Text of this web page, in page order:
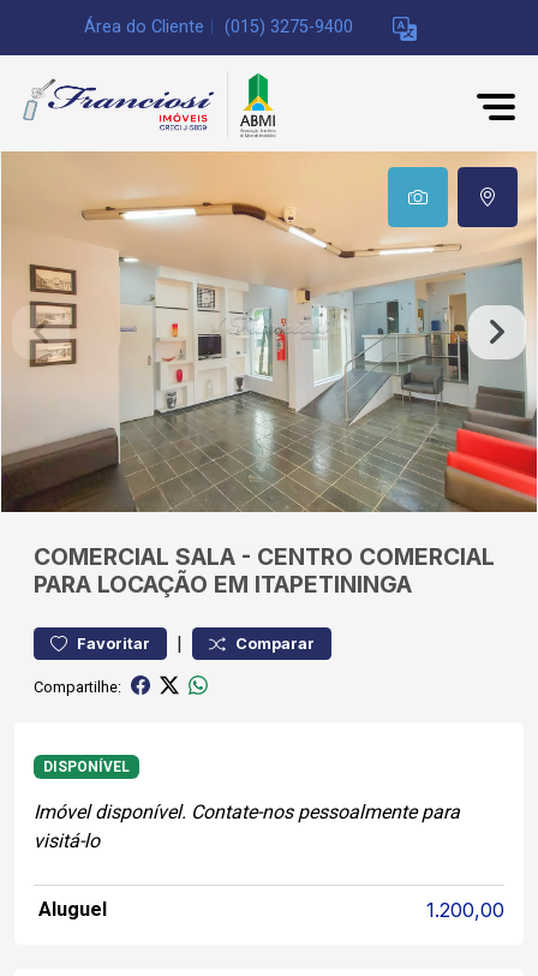
Área do Cliente (015) 3275-9400
COMERCIAL SALA - CENTRO COMERCIAL
PARA LOCAÇÃO EM ITAPETININGA
Favoritar | Comparar
Compartilhe:
DISPONÍVEL
Imóvel disponível. Contate-nos pessoalmente para
visitá-lo
Aluguel 1.200,00